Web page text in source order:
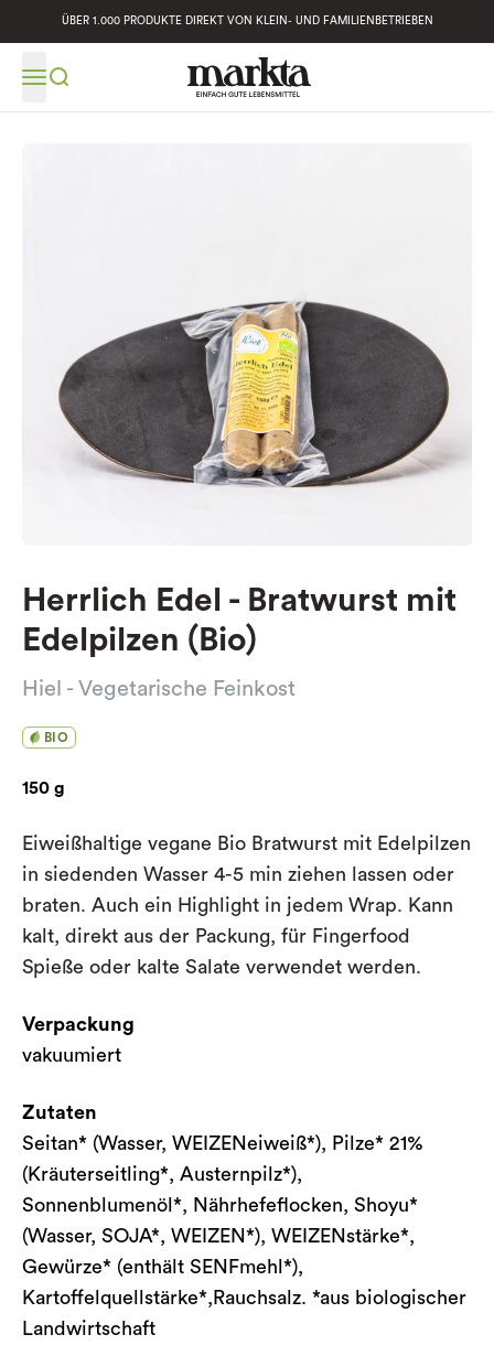
ÜBER 1.000 PRODUKTE DIREKT VON KLEIN- UND FAMILIENBETRIEBEN
Herrlich Edel - Bratwurst mit
Edelpilzen (Bio)
Hiel - Vegetarische Feinkost
BIO
150 g
Eiweißhaltige vegane Bio Bratwurst mit Edelpilzen
in siedenden Wasser 4-5 min ziehen lassen oder
braten. Auch ein Highlight in jedem Wrap. Kann
kalt, direkt aus der Packung, für Fingerfood
Spieße oder kalte Salate verwendet werden.
Verpackung
vakuumiert
Zutaten
Seitan* (Wasser, WEIZENeiweiß*), Pilze* 21%
(Kräuterseitling*, Austernpilz*),
Sonnenblumenöl*, Nährhefeflocken, Shoyu*
(Wasser, SOJA*, WEIZEN*), WEIZENstärke*,
Gewürze* (enthält SENFmehl*),
Kartoffelquellstärke*,Rauchsalz. *aus biologischer
Landwirtschaft